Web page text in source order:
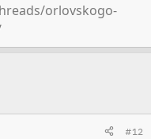
orlovskogo-
#12